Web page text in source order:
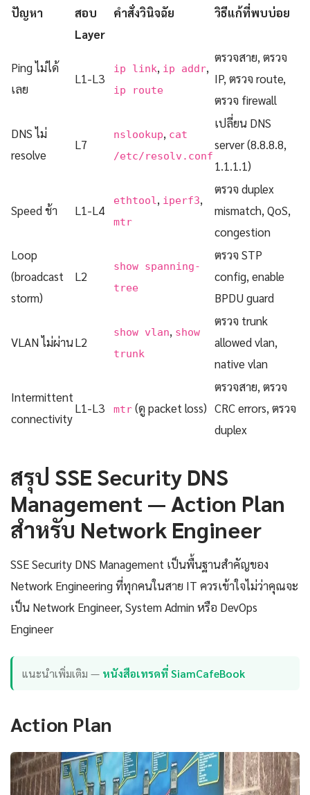
ปัญหา
สอบ
Layer
คำสั่งวินิจฉัย วิธีแก้ที่พบบ่อย
Ping ไม่ได้
เลย
L1-L3
ip link, ip addr,
ip route
ตรวจสาย, ตรวจ
IP, ตรวจ route,
ตรวจ firewall
DNS ไม่
resolve
L7
nslookup, cat
/etc/resolv.conf
เปลี่ยน DNS
server (8.8.8.8,
1.1.1.1)
Speed ช้า L1-L4
ethtool , iperf3,
mtr
ตรวจ duplex
mismatch, QoS,
congestion
Loop
(broadcast
storm)
L2
show spanning-
tree
ตรวจ STP
config, enable
BPDU guard
VLAN ไม่ผ่านL2
show vlan, show
trunk
ตรวจ trunk
allowed vlan,
native vlan
Intermittent
connectivity
L1-L3 mtr (ดู packet loss)
ตรวจสาย, ตรวจ
CRC errors, ตรวจ
duplex
สรุป SSE Security DNS
Management — Action Plan
สำหรับ Network Engineer
SSE Security DNS Management เป็นพื้นฐานสำคัญของ
Network Engineering ที่ทุกคนในสาย IT ควรเข้าใจไม่ว่าคุณจะ
เป็น Network Engineer, System Admin หรือ DevOps
Engineer
แนะนำเพิ่มเติม — หนังสือเทรดที่ SiamCafeBook
Action Plan